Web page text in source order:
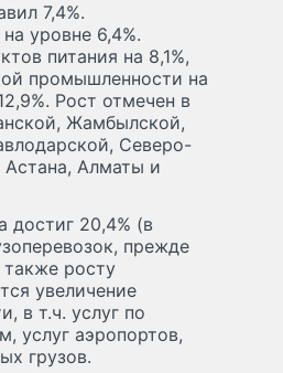
7,4%.
уровне 6,4%.
питания на 8,1%,
промышленности на
Рост отмечен в
Жамбылской,
Северо-
Астана, Алматы и
достиг 20,4% (в
прежде
росту
увеличение
в т.ч. услуг по
услуг аэропортов,
грузов.